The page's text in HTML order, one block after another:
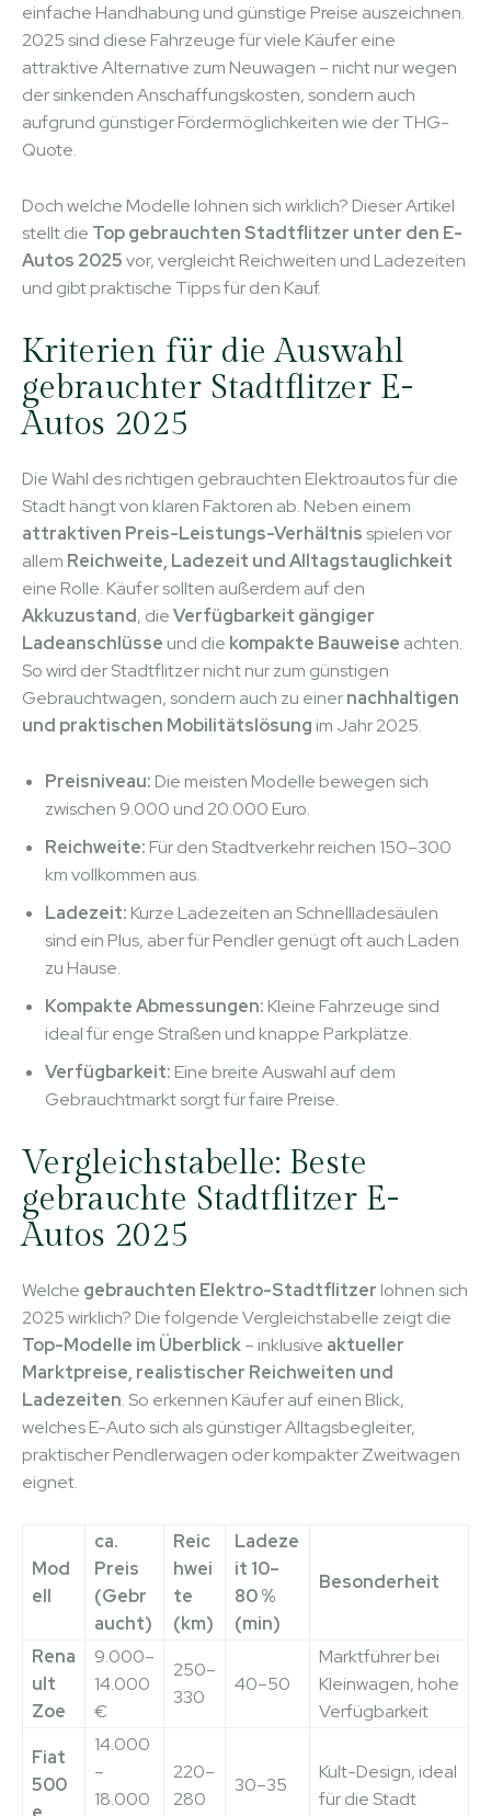
einfache Handhabung und günstige Preise auszeichnen.
2025 sind diese Fahrzeuge für viele Käufer eine
attraktive Alternative zum Neuwagen – nicht nur wegen
der sinkenden Anschaffungskosten, sondern auch
aufgrund günstiger Fördermöglichkeiten wie der THG-
Quote.
Doch welche Modelle lohnen sich wirklich? Dieser Artikel
stellt die Top gebrauchten Stadtflitzer unter den E-
Autos 2025vor, vergleicht Reichweiten und Ladezeiten
und gibt praktische Tipps für den Kauf.
Kriterien für die Auswahl
gebrauchter Stadtflitzer E-
Autos 2025
Die Wahl des richtigen gebrauchten Elektroautos für die
Stadt hängt von klaren Faktoren ab. Neben einem
attraktiven Preis-Leistungs-Verhältnis spielen vor
allem Reichweite, Ladezeit und Alltagstauglichkeit
eine Rolle. Käufer sollten außerdem auf den
Akkuzustand, dieVerfügbarkeit gängiger
Ladeanschlüsse und die kompakte Bauweise achten.
So wird der Stadtflitzer nicht nur zum günstigen
Gebrauchtwagen, sondern auch zu einernachhaltigen
und praktischen Mobilitätslösung im Jahr 2025.
Preisniveau: Die meisten Modelle bewegen sich
zwischen 9.000 und 20.000 Euro.
Reichweite: Für den Stadtverkehr reichen 150–300
km vollkommen aus.
Ladezeit: Kurze Ladezeiten an Schnellladesäulen
sind ein Plus, aber für Pendler genügt oft auch Laden
zu Hause.
Kompakte Abmessungen: Kleine Fahrzeuge sind
ideal für enge Straßen und knappe Parkplätze.
Verfügbarkeit: Eine breite Auswahl auf dem
Gebrauchtmarkt sorgt für faire Preise.
Vergleichstabelle: Beste
gebrauchte Stadtflitzer E-
Autos 2025
Welche gebrauchten Elektro-Stadtflitzer lohnen sich
2025 wirklich? Die folgende Vergleichstabelle zeigt die
Top-Modelle im Überblick– inklusive aktueller
Marktpreise, realistischer Reichweiten und
Ladezeiten. So erkennen Käufer auf einen Blick,
welches E-Auto sich als günstiger Alltagsbegleiter,
praktischer Pendlerwagen oder kompakter Zweitwagen
eignet.
Mod
ell
ca.
Preis
(Gebr
aucht)
Reic
hwei
te
(km)
Ladeze
it 10–
80 %
(min)
Besonderheit
Rena
ult
Zoe
9.000–
14.000
€
250–
330
40–50
Marktführer bei
Kleinwagen, hohe
Verfügbarkeit
Fiat
500
14.000
–
18.000
220–
280
30–35
Kult-Design, ideal
für die Stadt